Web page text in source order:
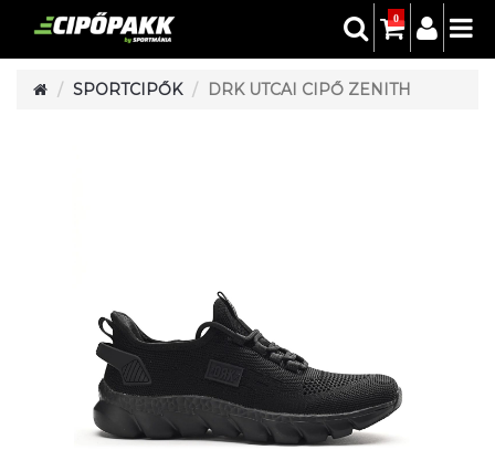
0
SPORTCIPŐK DRK UTCAI CIPŐ ZENITH